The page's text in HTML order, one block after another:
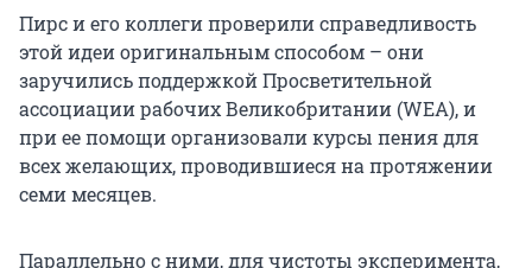
Пирс и его коллеги проверили справедливость
этой идеи оригинальным способом – они
заручились поддержкой Просветительной
ассоциации рабочих Великобритании (WEA), и
при ее помощи организовали курсы пения для
всех желающих, проводившиеся на протяжении
семи месяцев.
Параллельно с ними, для чистоты эксперимента,